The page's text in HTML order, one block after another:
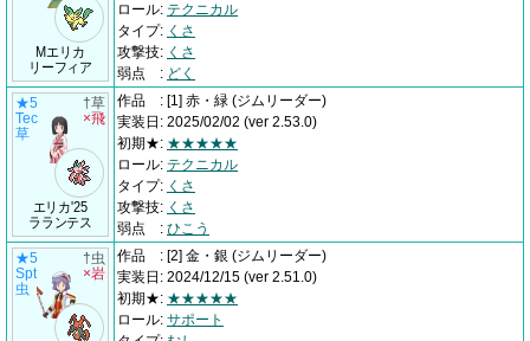
Mエリカ
リーフィア
ロール: テクニカル
タイプ: くさ
攻撃技: くさ
弱点
: どく
★5
Tec
草
エリカ'25
ラランテス
†草
×飛
作品 : [1] 赤・緑 (ジムリーダー)
実装日 : 2025/02/02 (ver 2.53.0)
初期★: ★★★★★
ロール: テクニカル
タイプ: くさ
攻撃技: くさ
弱点
: ひこう
★5
Spt
虫
†虫
×岩
作品 : [2] 金・銀 (ジムリーダー)
実装日 : 2024/12/15 (ver 2.51.0)
初期★: ★★★★★
ロール: サポート